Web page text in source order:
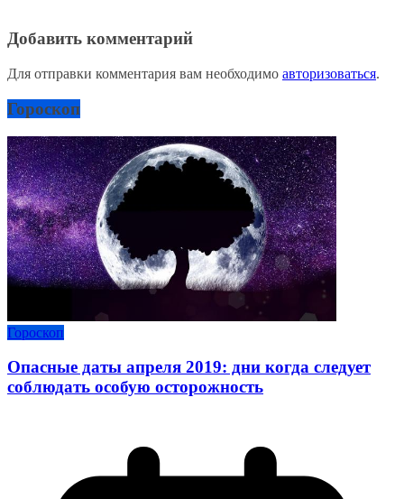
Добавить комментарий
Для отправки комментария вам необходимо авторизоваться.
Гороскоп
Гороскоп
Опасные даты апреля 2019: дни когда следует
соблюдать особую осторожность